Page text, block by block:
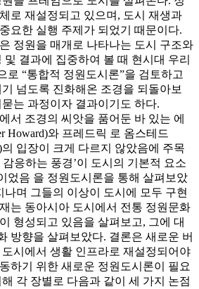
로 재설정되고 있으며, 도시 재생과
요한 실행 주제가 되었기 때문이다.
정원을 매개로 나타나는 도시 구조와
및 결과에 집중하여 볼 때 현시대 우리
로 “통합적 정원도시론”을 검토하고
넘도록 진화해온 조경을 되돌아보
는 과정이자 결과이기도 하다.
서 조경의 씨앗을 품어둔 바 있는 에
Howard)와 프레드릭 로 옴스테드
의 입장이 크게 다르지 않았음에 주목
응하는 풍경’이 도시의 기본적 요소
었음 을 정원도시론을 통해 살펴보았
나며 그들의 이상이 도시에 모두 구현
는 동아시아 도시에서 전통 정원문화
형성되고 있음을 살펴보고, 그에 대
방향을 살펴보았다. 결론은 새로운 버
시에서 생활 인프라로 재설정되어야
하기 위한 새로운 정원도시론이 필요
각 장별로 다음과 같이 세 가지 논점